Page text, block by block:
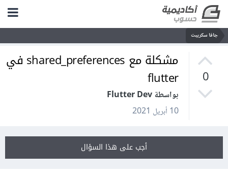
جافا سكريبت
0
مشكلة مع shared_preferences في
flutter
بواسطة Flutter Dev
10 أبريل 2021
أجب على هذا السؤال